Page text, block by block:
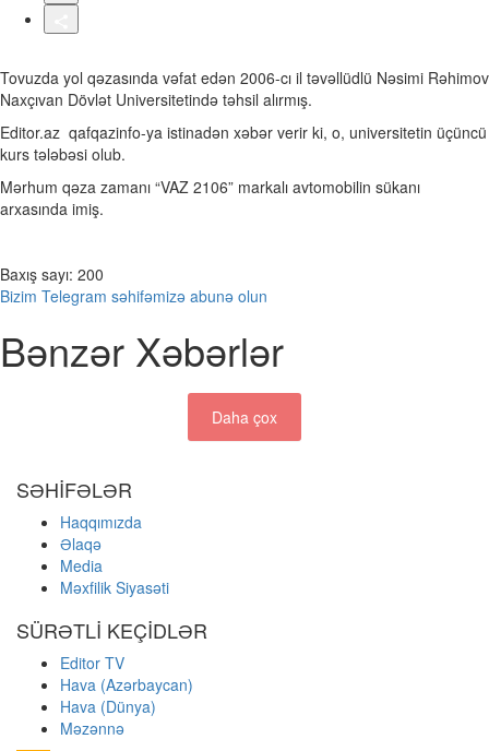
Tovuzda yol qəzasında vəfat edən 2006-cı il təvəllüdlü Nəsimi Rəhimov
Naxçıvan Dövlət Universitetində təhsil alırmış.
Editor.az qafqazinfo-ya istinadən xəbər verir ki, o, universitetin üçüncü
kurs tələbəsi olub.
Mərhum qəza zamanı “VAZ 2106” markalı avtomobilin sükanı
arxasında imiş.
Baxış sayı: 200
Bizim Telegram səhifəmizə abunə olun
Bənzər Xəbərlər
Daha çox
SƏHİFƏLƏR
Haqqımızda
Əlaqə
Media
Məxfilik Siyasəti
SÜRƏTLİ KEÇİDLƏR
Editor TV
Hava (Azərbaycan)
Hava (Dünya)
Məzənnə